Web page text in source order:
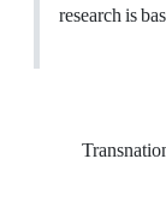
research is